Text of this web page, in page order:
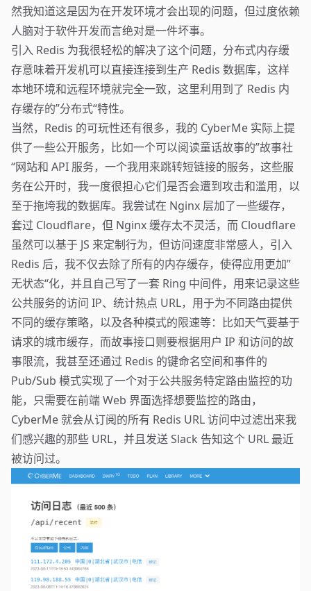
然我知道这是因为在开发环境才会出现的问题，但过度依赖
人脑对于软件开发而言绝对是一件坏事。
引入 Redis 为我很轻松的解决了这个问题，分布式内存缓
存意味着开发机可以直接连接到生产 Redis 数据库，这样
本地环境和远程环境就完全一致，这里利用到了 Redis 内
存缓存的”分布式“特性。
当然，Redis 的可玩性还有很多，我的 CyberMe 实际上提
供了一些公开服务，比如一个可以阅读童话故事的”故事社
“网站和 API 服务，一个我用来跳转短链接的服务，这些服
务在公开时，我一度很担心它们是否会遭到攻击和滥用，以
至于拖垮我的数据库。我尝试在 Nginx 层加了一些缓存，
套过 Cloudflare，但 Nginx 缓存太不灵活，而 Cloudflare
虽然可以基于 JS 来定制行为，但访问速度非常感人，引入
Redis 后，我不仅去除了所有的内存缓存，使得应用更加”
无状态“化，并且自己写了一套 Ring 中间件，用来记录这些
公共服务的访问 IP、统计热点 URL，用于为不同路由提供
不同的缓存策略，以及各种模式的限速等：比如天气要基于
请求的城市缓存，而故事接口则要根据用户 IP 和访问的故
事限流，我甚至还通过 Redis 的键命名空间和事件的
Pub/Sub 模式实现了一个对于公共服务特定路由监控的功
能，只需要在前端 Web 界面选择想要监控的路由，
CyberMe 就会从订阅的所有 Redis URL 访问中过滤出来我
们感兴趣的那些 URL，并且发送 Slack 告知这个 URL 最近
被访问过。